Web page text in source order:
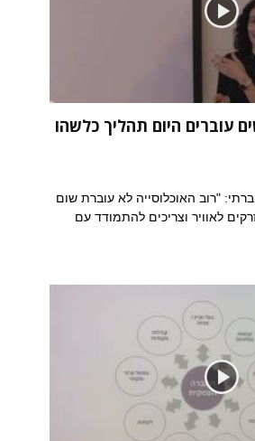
עוברים היום תהליך כלשהו
"רוב האוכלוסייה לא עוברת שום
לאוויר וצריכים להתמודד עם